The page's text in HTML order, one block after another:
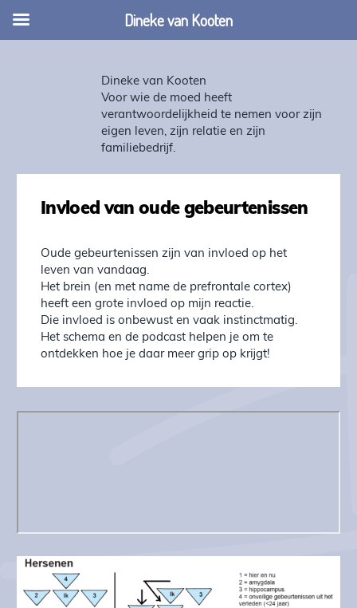
Dineke van Kooten
Voor wie de moed heeft
verantwoordelijkheid te nemen voor zijn
eigen leven, zijn relatie en zijn
familiebedrijf.
Invloed van oude gebeurtenissen
Oude gebeurtenissen zijn van invloed op het
leven van vandaag.
Het brein (en met name de prefrontale cortex)
heeft een grote invloed op mijn reactie.
Die invloed is onbewust en vaak instinctmatig.
Het schema en de podcast helpen je om te
ontdekken hoe je daar meer grip op krijgt!
Dineke van Kooten